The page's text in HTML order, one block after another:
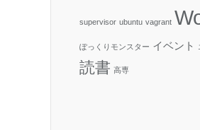
supervisor ubuntu vagrant
ぽっくりモンスター イベント
読書 高専